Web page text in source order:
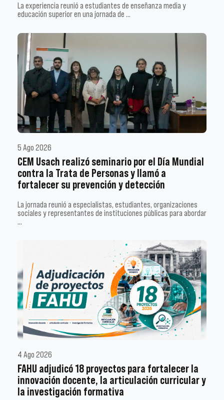
La experiencia reunió a estudiantes de enseñanza media y
educación superior en una jornada de …
5 Ago 2026
CEM Usach realizó seminario por el Día Mundial
contra la Trata de Personas y llamó a
fortalecer su prevención y detección
La jornada reunió a especialistas, estudiantes, organizaciones
sociales y representantes de instituciones públicas para abordar
…
4 Ago 2026
FAHU adjudicó 18 proyectos para fortalecer la
innovación docente, la articulación curricular y
la investigación formativa